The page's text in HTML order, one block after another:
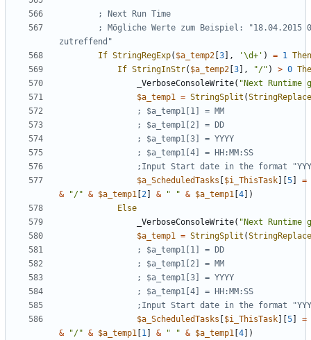
; Mögliche Werte zum Beispiel:
If StringRegExp( $a_temp2 [3], '\d+' ) = 1
Then
If StringInStr( $a_temp2 [3], "/" ) > 0
_VerboseConsoleWrite( "Next Runtime
$a_temp1
= StringSplit (StringReplace
$a_ScheduledTasks [$i_ThisTask][5]
=
&
"/" & $a_temp1 [2] & " " & $a_temp1 [4])
Else
_VerboseConsoleWrite( "Next Runtime
$a_temp1
= StringSplit (StringReplace
$a_ScheduledTasks [$i_ThisTask][5]
=
&
"/" & $a_temp1 [1 ] & " " & $a_temp1 [4])